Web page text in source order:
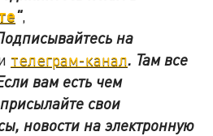
",
на
телеграм-канал. Там все
вам есть чем
свои
новости на электронную